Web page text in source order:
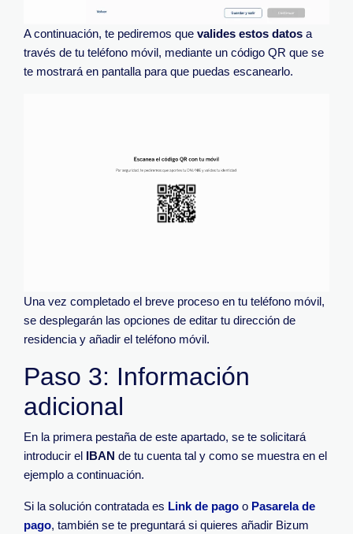
A continuación, te pediremos que valides estos datos a
través de tu teléfono móvil, mediante un código QR que se
te mostrará en pantalla para que puedas escanearlo.
Una vez completado el breve proceso en tu teléfono móvil,
se desplegarán las opciones de editar tu dirección de
residencia y añadir el teléfono móvil.
Paso 3: Información
adicional
En la primera pestaña de este apartado, se te solicitará
introducir el IBAN de tu cuenta tal y como se muestra en el
ejemplo a continuación.
Si la solución contratada es Link de pago o Pasarela de
pago, también se te preguntará si quieres añadir Bizum